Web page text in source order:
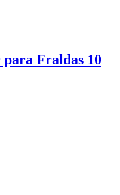
Fraldas 10